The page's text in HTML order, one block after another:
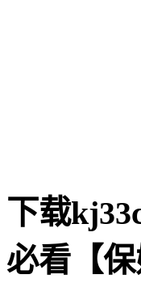
下载
必看【